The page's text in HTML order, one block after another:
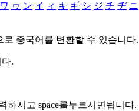
ワ ヮ ン イ ィ キ ギ シ ジ チ ヂ ニ
로 중국어를 변환할 수 있습니다.
.
하시고 space를누르시면됩니다.